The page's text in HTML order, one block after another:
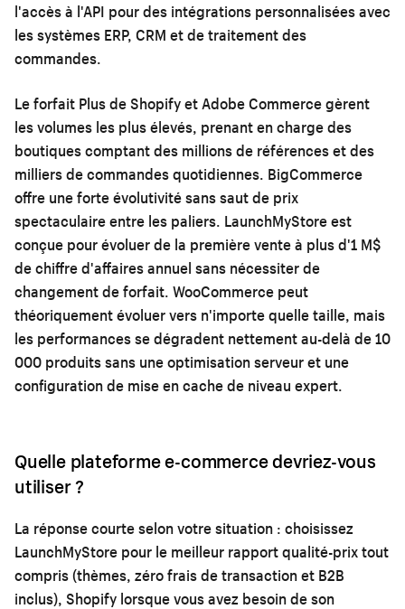
l'accès à l'API pour des intégrations personnalisées avec
les systèmes ERP, CRM et de traitement des
commandes.
Le forfait Plus de Shopify et Adobe Commerce gèrent
les volumes les plus élevés, prenant en charge des
boutiques comptant des millions de références et des
milliers de commandes quotidiennes. BigCommerce
offre une forte évolutivité sans saut de prix
spectaculaire entre les paliers. LaunchMyStore est
conçue pour évoluer de la première vente à plus d'1 M$
de chiffre d'affaires annuel sans nécessiter de
changement de forfait. WooCommerce peut
théoriquement évoluer vers n'importe quelle taille, mais
les performances se dégradent nettement au-delà de 10
000 produits sans une optimisation serveur et une
configuration de mise en cache de niveau expert.
Quelle plateforme e-commerce devriez-vous
utiliser ?
La réponse courte selon votre situation : choisissez
LaunchMyStore pour le meilleur rapport qualité-prix tout
compris (thèmes, zéro frais de transaction et B2B
inclus), Shopify lorsque vous avez besoin de son